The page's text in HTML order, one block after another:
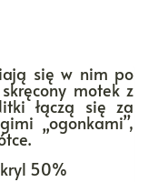
się w nim po
motek z
łączą się za
„ogonkami”,
50%